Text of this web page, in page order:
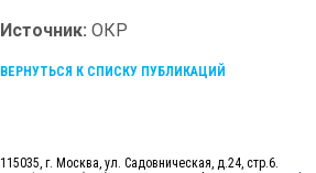
Источник: ОКР
ВЕРНУТЬСЯ К СПИСКУ ПУБЛИКАЦИЙ
115035, г. Москва, ул. Садовническая, д.24, стр.6.